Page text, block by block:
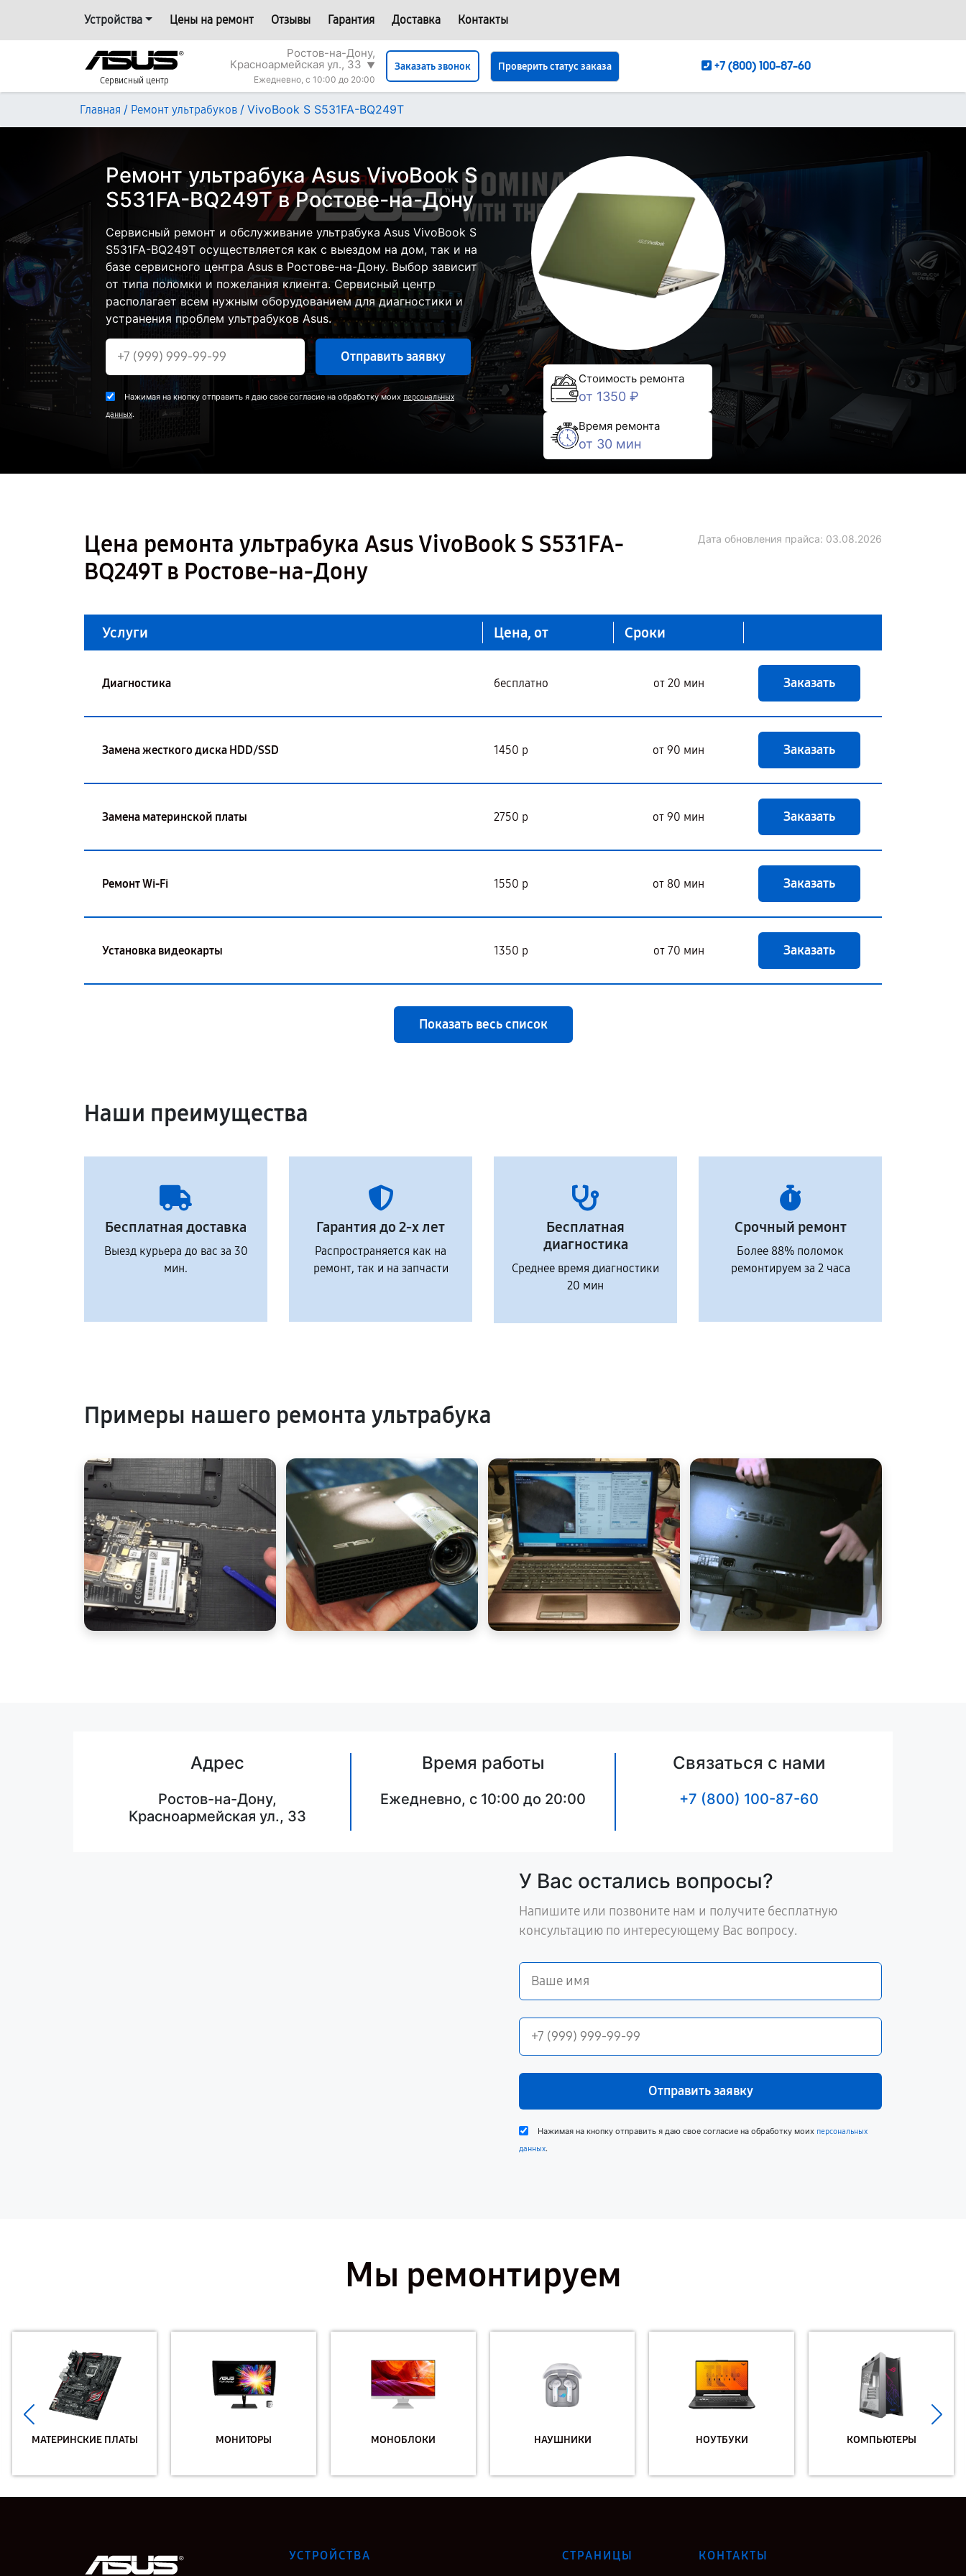
Устройства Цены на ремонт Отзывы Гарантия Доставка Контакты
Сервисный центр
Ростов-на-Дону,
Красноармейская ул., 33 ▼
Ежедневно, с 10:00 до 20:00
Заказать звонок Проверить статус заказа +7 (800) 100-87-60
Главная / Ремонт ультрабуков / VivoBook S S531FA-BQ249T
Ремонт ультрабука Asus VivoBook S
S531FA-BQ249T в Ростове-на-Дону
Сервисный ремонт и обслуживание ультрабука Asus VivoBook S
S531FA-BQ249T осуществляется как с выездом на дом, так и на
базе сервисного центра Asus в Ростове-на-Дону. Выбор зависит
от типа поломки и пожелания клиента. Сервисный центр
располагает всем нужным оборудованием для диагностики и
устранения проблем ультрабуков Asus.
Отправить заявку
Нажимая на кнопку отправить я даю свое согласие на обработку моих персональных
данных.
Стоимость ремонта
от 1350 ₽
Время ремонта
от 30 мин
Цена ремонта ультрабука Asus VivoBook S S531FA-
BQ249T в Ростове-на-Дону
Дата обновления прайса: 03.08.2026
Услуги Цена, от Сроки
Диагностика бесплатно от 20 мин Заказать
Замена жесткого диска HDD/SSD 1450 р от 90 мин Заказать
Замена материнской платы 2750 р от 90 мин Заказать
Ремонт Wi-Fi 1550 р от 80 мин Заказать
Установка видеокарты 1350 р от 70 мин Заказать
Показать весь список
Наши преимущества
Бесплатная доставка
Выезд курьера до вас за 30
мин.
Гарантия до 2-х лет
Распространяется как на
ремонт, так и на запчасти
Бесплатная
диагностика
Среднее время диагностики
20 мин
Срочный ремонт
Более 88% поломок
ремонтируем за 2 часа
Примеры нашего ремонта ультрабука
Адрес
Ростов-на-Дону,
Красноармейская ул., 33
Время работы
Ежедневно, с 10:00 до 20:00
Связаться с нами
+7 (800) 100-87-60
У Вас остались вопросы?
Напишите или позвоните нам и получите бесплатную
консультацию по интересующему Вас вопросу.
Отправить заявку
Нажимая на кнопку отправить я даю свое согласие на обработку моих персональных
данных.
Мы ремонтируем
МАТЕРИНСКИЕ ПЛАТЫ МОНИТОРЫ МОНОБЛОКИ НАУШНИКИ НОУТБУКИ КОМПЬЮТЕРЫ
УСТРОЙСТВА СТРАНИЦЫ КОНТАКТЫ